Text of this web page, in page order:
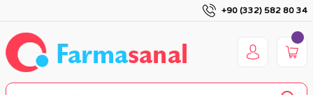
+90 (332) 582 80 34